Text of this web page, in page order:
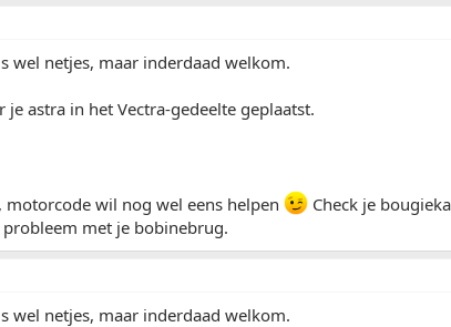
wel netjes, maar inderdaad welkom.
je astra in het Vectra-gedeelte geplaatst.
motorcode wil nog wel eens helpen
Check je
met je bobinebrug.
wel netjes, maar inderdaad welkom.